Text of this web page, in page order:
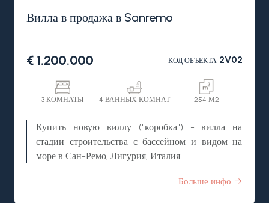
Вилла в продажа в Sanremo
€ 1.200.000 КОД ОБЪЕКТА2V02
3 КОМНАТЫ 4 ВАННЫХ КОМНАТ 254 М2
Купить новую виллу ("коробка") - вилла на
стадии строительства с бассейном и видом на
море в Сан-Ремо, Лигурия, Италия.
На одной из панорамных холмов города Сан
Больше инфо